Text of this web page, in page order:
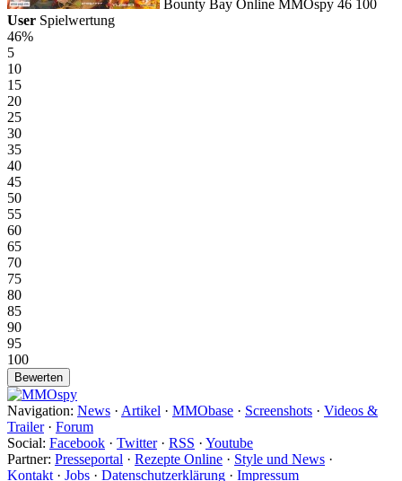
Bounty Bay Online MMOspy 46 100
User Spielwertung
46%
5
10
15
20
25
30
35
40
45
50
55
60
65
70
75
80
85
90
95
100
Navigation: News · Artikel · MMObase · Screenshots · Videos &
Trailer· Forum
Social: Facebook · Twitter· RSS · Youtube
Partner: Presseportal · Rezepte Online · Style und News ·
Kontakt · Jobs · Datenschutzerklärung · Impressum